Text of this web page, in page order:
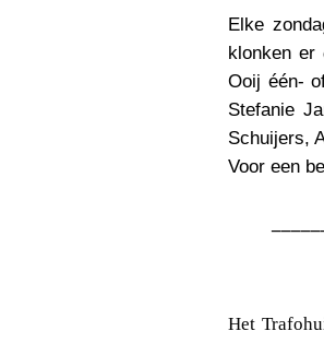
Elke
klonken er
Ooij één-
Stefanie
Schuijers,
Voor een
Het